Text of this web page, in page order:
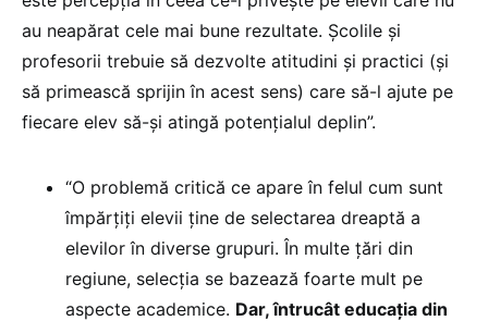
au neapărat cele mai bune rezultate. Școlile și
profesorii trebuie să dezvolte atitudini și practici (și
să primească sprijin în acest sens) care să-l ajute pe
fiecare elev să-și atingă potențialul deplin”.
“O problemă critică ce apare în felul cum sunt
împărțiți elevii ține de selectarea dreaptă a
elevilor în diverse grupuri. În multe țări din
regiune, selecția se bazează foarte mult pe
aspecte academice. Dar, întrucât educația din